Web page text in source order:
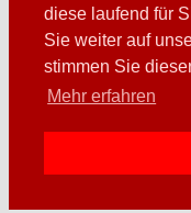
diese laufend für
Sie weiter auf
stimmen Sie
Mehr erfahren